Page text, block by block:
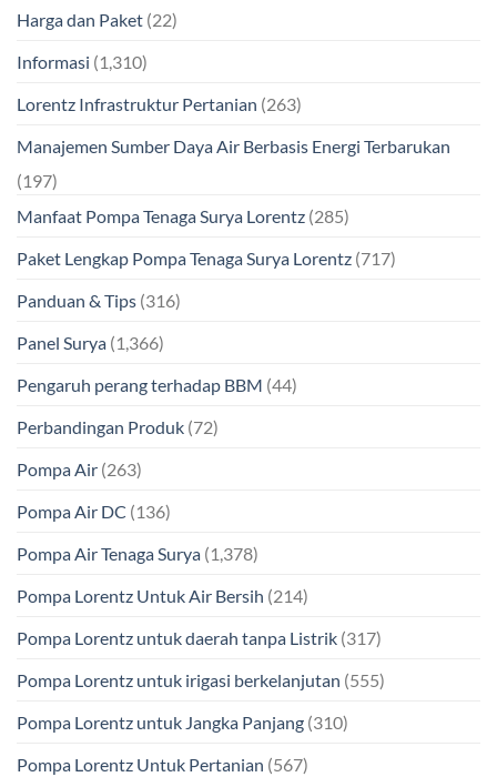
Harga dan Paket (22)
Informasi (1,310)
Lorentz Infrastruktur Pertanian (263)
Manajemen Sumber Daya Air Berbasis Energi Terbarukan
(197)
Manfaat Pompa Tenaga Surya Lorentz (285)
Paket Lengkap Pompa Tenaga Surya Lorentz (717)
Panduan & Tips (316)
Panel Surya (1,366)
Pengaruh perang terhadap BBM (44)
Perbandingan Produk (72)
Pompa Air (263)
Pompa Air DC (136)
Pompa Air Tenaga Surya (1,378)
Pompa Lorentz Untuk Air Bersih (214)
Pompa Lorentz untuk daerah tanpa Listrik (317)
Pompa Lorentz untuk irigasi berkelanjutan (555)
Pompa Lorentz untuk Jangka Panjang (310)
Pompa Lorentz Untuk Pertanian (567)